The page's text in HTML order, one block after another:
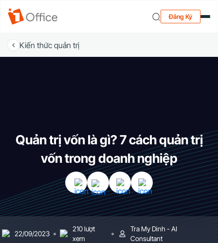
Đăng Ký
Kiến thức quản trị
Quản trị vốn là gì? 7 cách quản trị
vốn trong doanh nghiệp
22/09/2023
210 lượt
xem
Tra My Dinh - AI
Consultant